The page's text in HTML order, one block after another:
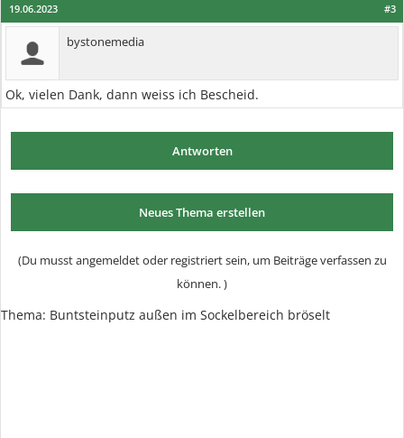
#3
19.06.2023
bystonemedia
Ok, vielen Dank, dann weiss ich Bescheid.
Antworten
Neues Thema erstellen
(Du musst angemeldet oder registriert sein, um Beiträge verfassen zu
können. )
Thema: Buntsteinputz außen im Sockelbereich bröselt